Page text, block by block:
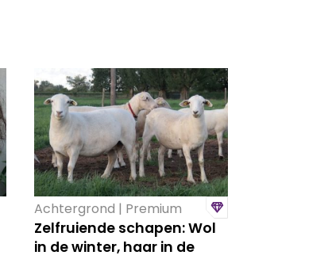
Achtergrond | Premium
Zelfruiende schapen: Wol
in de winter, haar in de